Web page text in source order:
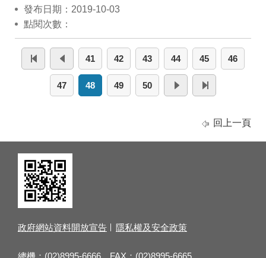
發布日期：2019-10-03
點閱次數：
41 42 43 44 45 46
47 48 49 50
回上一頁
政府網站資料開放宣告 隱私權及安全政策
總機：(02)8995-6666 FAX：(02)8995-6665